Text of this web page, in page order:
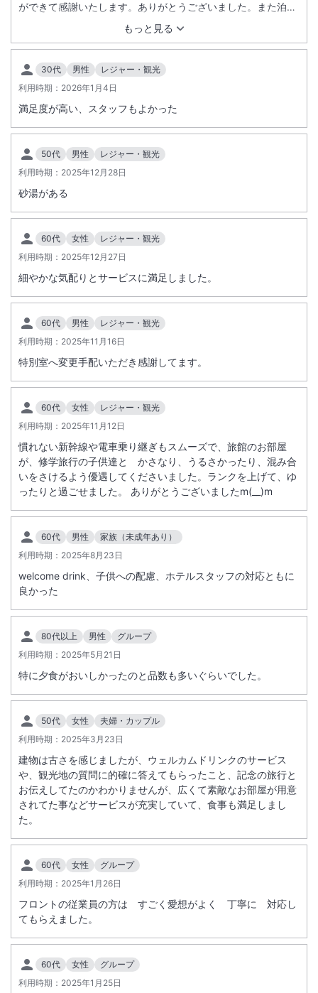
施設からのお知らせ
小人料金は次の年齢が適用となります。（６歳～１２歳⇒こどもＡまた
はこどもＢ、２歳～５歳⇒こどもＣ、０歳～５歳⇒こどもＤ）。※小人
の設定は部屋タイプ・プランによって異なる場合がございます。予約画
面にてご確認ください。※０歳～１歳は無料です。
（※１２／３１～１／３宿泊は２，５００円サ込税別）が現地払いとな
ります（２歳～未就学児）
ホテル専用砂蒸し温泉は2024年10月より、お一人様あたり税込1,500円
でご体験可能でございます。
ウェルカムドリンク（アルコール含）飲み放題♪ 2024年7月1日スター
ト。
ご宿泊のお客様全員対象。無料でございます。お時間は15:00～19:00
予定場所は1階テラス&喫茶ラウンジ内でのご利用に限ります。
お部屋へのお持ち帰りや、お食事会場内への持ち込みは出来ません。
【ウェルカムフリードリンク内容】
・生ビール【アサヒスーパードライ】
・レモンサワー
・ノンアル カシスオレンジ
・ノンアル シャルドネスパークリング（ソフトドリンク）
・ジンジャーエール
・ファンタグレープ
・デトックスウォーター
・緑茶
・コーヒー
上記全て飲み放題です。
し下さい。なお、砂蒸し温泉をご利用予定のお客様につきましては、砂
蒸し体験前のアルコール摂取はお控え下さいますようお願い致します。
是非、砂蒸し温泉上がりの一杯でお楽しみください。
もっと見る
ができて感謝いたします。ありがとうございました。また泊ま
りに行きたいと思います
30代 男性
レジャー・観光
利用時期： 2026年1月4日
満足度が高い、スタッフもよかった
50代 男性
レジャー・観光
利用時期： 2025年12月28日
砂湯がある
60代 女性
レジャー・観光
利用時期： 2025年12月27日
細やかな気配りとサービスに満足しました。
60代 男性
レジャー・観光
利用時期： 2025年11月16日
特別室へ変更手配いただき感謝してます。
60代 女性
レジャー・観光
利用時期： 2025年11月12日
慣れない新幹線や電車乗り継ぎもスムーズで、旅館のお部屋
が、修学旅行の子供達と かさなり、うるさかったり、混み合
いをさけるよう優遇してくださいました。ランクを上げて、ゆ
ったりと過ごせました。 ありがとうございましたm(__)m
60代 男性
家族（未成年あり）
利用時期： 2025年8月23日
welcome drink、子供への配慮、ホテルスタッフの対応ともに
良かった
80代以上 男性
グループ
利用時期： 2025年5月21日
特に夕食がおいしかったのと品数も多いぐらいでした。
50代 女性
夫婦・カップル
利用時期： 2025年3月23日
建物は古さを感じましたが、ウェルカムドリンクのサービス
や、観光地の質問に的確に答えてもらったこと、記念の旅行と
お伝えしてたのかわかりませんが、広くて素敵なお部屋が用意
されてた事などサービスが充実していて、食事も満足しまし
た。
60代 女性
グループ
利用時期： 2025年1月26日
フロントの従業員の方は すごく愛想がよく 丁寧に 対応し
てもらえました。
60代 女性
グループ
利用時期： 2025年1月25日